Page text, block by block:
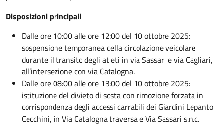
Disposizioni principali
Dalle ore 10:00 alle ore 12:00 del 10 ottobre 2025:
sospensione temporanea della circolazione veicolare
durante il transito degli atleti in via Sassari e via Cagliari,
all’intersezione con via Catalogna.
Dalle ore 08:00 alle ore 13:00 del 10 ottobre 2025:
istituzione del divieto di sosta con rimozione forzata in
corrispondenza degli accessi carrabili dei Giardini Lepanto
Cecchini, in Via Catalogna traversa e Via Sassari s.n.c.